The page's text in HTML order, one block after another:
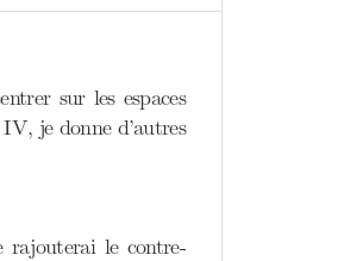
sur les espaces
je donne d’autres
rajouterai le contre-